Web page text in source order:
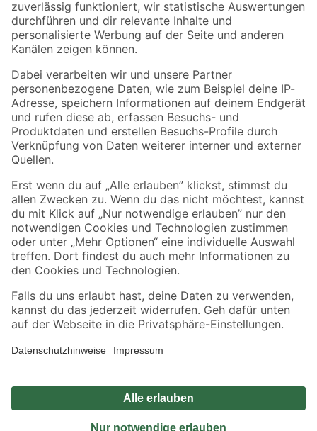
Zur Newsletter Anmeldung
Folge uns
Zahlungsarten Versandarten
Sicher einkaufen
Jetzt die toom-App herunterladen
Alle Preisangaben in EUR inkl. gesetzl. MwSt.. Die dargestellten Angebote sind unter
Umständen nicht in allen Märkten verfügbar. Die angegebenen Verfügbarkeiten beziehen
Produkte nur solange der Vorrat reicht.
*Paketversand ab 59 € versandkostenfrei, gilt nicht für Artikel mit Speditionsversand, hier
Privatsphäre Impressum
Nutzungsbedingungen
Widerrufsrecht
Vertrag widerrufen